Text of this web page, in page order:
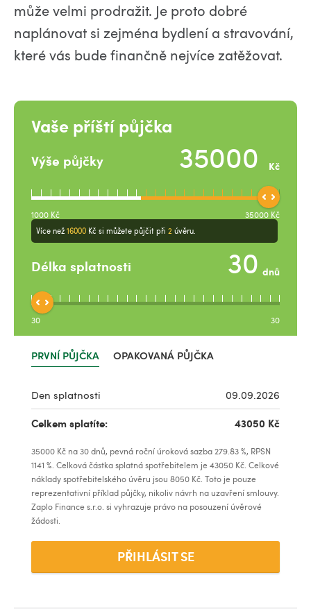
může velmi prodražit. Je proto dobré
naplánovat si zejména bydlení a stravování,
které vás bude finančně nejvíce zatěžovat.
Vaše příští půjčka
Výše půjčky Kč
1000 Kč 35000 Kč
Více než 16000 Kč si můžete půjčit při 2 úvěru.
Délka splatnosti dnů
30 30
PRVNÍ PŮJČKA OPAKOVANÁ PŮJČKA
Den splatnosti 09.09.2026
Celkem splatíte: 43050 Kč
35000 Kč na30dnů, pevná roční úroková sazba279.83%, RPSN
1141 %. Celková částka splatná spotřebitelem je 43050 Kč. Celkové
náklady spotřebitelského úvěru jsou 8050 Kč. Toto je pouze
reprezentativní příklad půjčky, nikoliv návrh na uzavření smlouvy.
Zaplo Finance s.r.o. si vyhrazuje právo na posouzení úvěrové
žádosti.
PŘIHLÁSIT SE